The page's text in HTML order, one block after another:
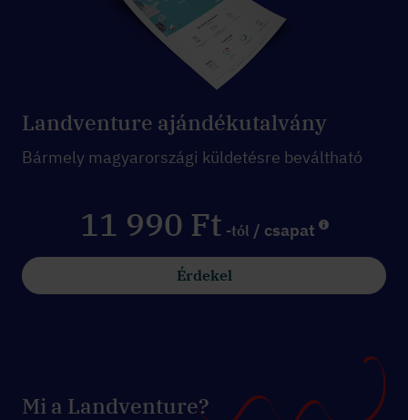
Landventure ajándékutalvány
Bármely magyarországi küldetésre beváltható
11 990 Ft -tól / csapat
Érdekel
Mi a Landventure?